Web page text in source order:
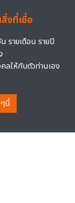
งที่เชื่อ
รายเดือน รายปี
ลให้กับตัวท่านเอง
นี้